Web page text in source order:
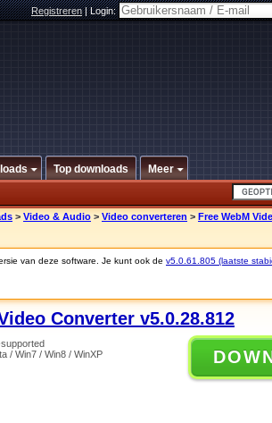
Registreren|Login:
Top downloads Meer
> Video & Audio > Video converteren > Free WebM
van deze software. Je kunt ook de v5.0.61.805 (laatste
Converter v5.0.28.812
/ Win7 / Win8 / WinXP